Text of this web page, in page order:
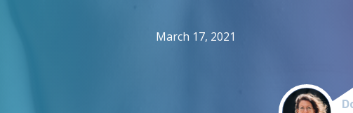
March 17, 2021